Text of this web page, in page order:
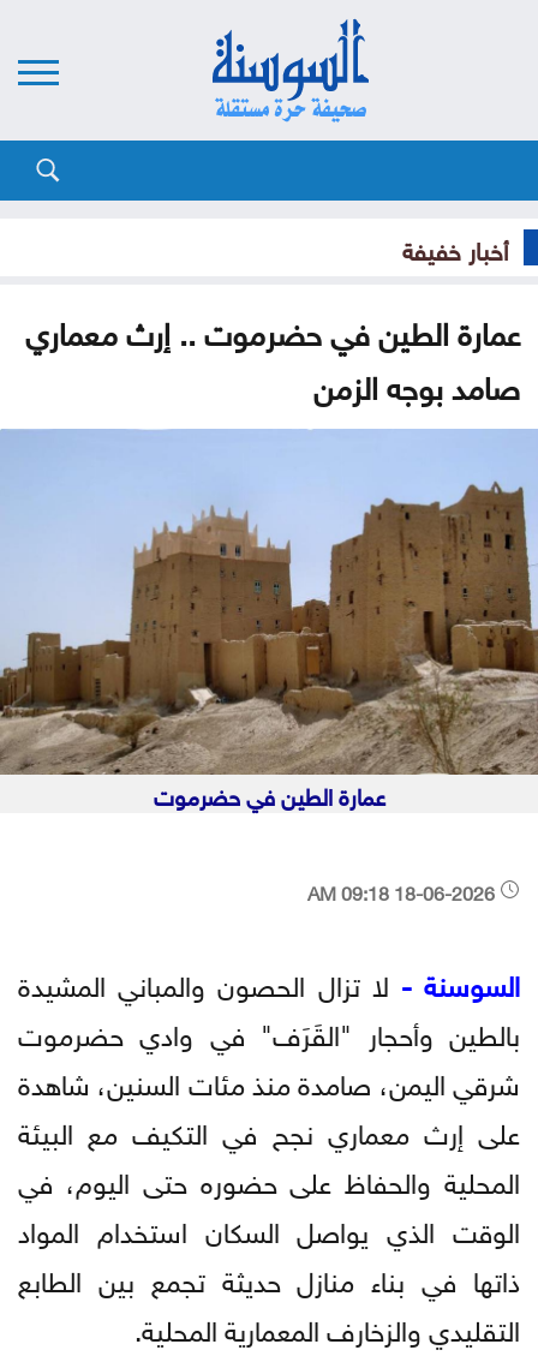
أخبار خفيفة
عمارة الطين في حضرموت .. إرث معماري
صامد بوجه الزمن
عمارة الطين في حضرموت
السوسنة - لا تزال الحصون والمباني المشيدة
بالطين وأحجار "القَرَف" في وادي حضرموت
شرقي اليمن، صامدة منذ مئات السنين، شاهدة
على إرث معماري نجح في التكيف مع البيئة
المحلية والحفاظ على حضوره حتى اليوم، في
الوقت الذي يواصل السكان استخدام المواد
ذاتها في بناء منازل حديثة تجمع بين الطابع
التقليدي والزخارف المعمارية المحلية.